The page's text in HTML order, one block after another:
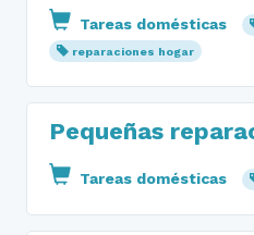
Tareas domésticas
reparaciones hogar
Pequeñas
Tareas domésticas